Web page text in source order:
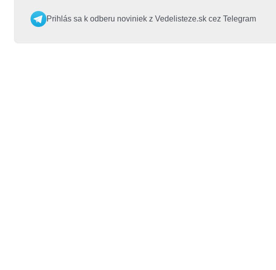
Prihlás sa k odberu noviniek z Vedelisteze.sk cez Telegram